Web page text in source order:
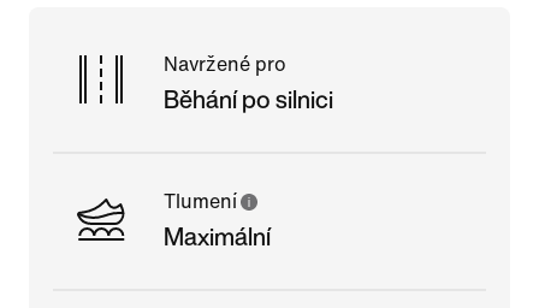
Navržené pro
Běhání po silnici
Tlumení
Maximální